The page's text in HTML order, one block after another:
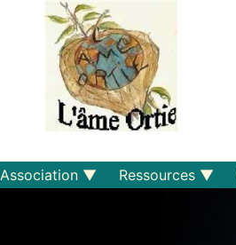
Association
Ressources